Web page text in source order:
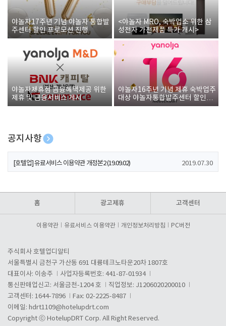
야놀자17주년 기념 야놀자 통합발
주센터 할인 프로모션 진행
<야놀자 MRO, 숙박업소 위한 삼
성전자 가전제품 특가 개시>
야놀자제휴점 금융혜택제공 위한
제휴 및 금융서비스 게시
야놀자16주년 기념 제휴 숙박업주
대상 야놀자통합발주센터 할인쿠
폰 증정
공지사항
[호텔업] 개인정보 처리방침 개정본1 (19.09.02)
[호텔업] 유료서비스 이용약관 개정본2 (19.09.02) 2019.07.30
홈 광고제휴 고객센터
이용약관 유료서비스 이용약관 개인정보처리방침 PC버전
주식회사 호텔업디알티
서울특별시 금천구 가산동 691 대륭테크노타운20차 1807호
대표이사: 이송주
사업자등록번호: 441-87-01934
통신판매업신고: 서울금천-1204 호
직업정보: J1206020200010
고객센터: 1644-7896
Fax: 02-2225-8487
이메일: hdrt1109@hotelupdrt.com
Copyright ⓒ HotelupDRT Corp. All Right Reserved.